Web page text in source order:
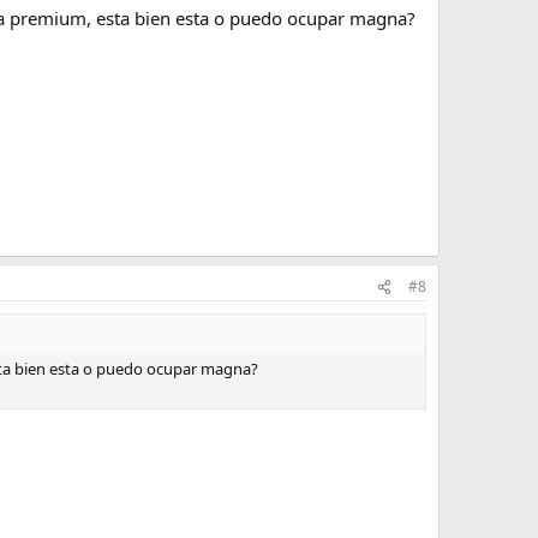
esta bien esta o puedo ocupar magna?
#8
bien esta o puedo ocupar magna?